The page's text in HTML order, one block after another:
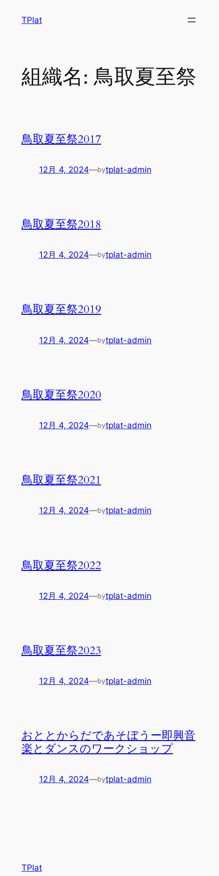
TPlat
組織名:鳥取夏至祭
鳥取夏至祭2017
12月 4, 2024—bytplat-admin
鳥取夏至祭2018
12月 4, 2024—bytplat-admin
鳥取夏至祭2019
12月 4, 2024—bytplat-admin
鳥取夏至祭2020
12月 4, 2024—bytplat-admin
鳥取夏至祭2021
12月 4, 2024—bytplat-admin
鳥取夏至祭2022
12月 4, 2024—bytplat-admin
鳥取夏至祭2023
12月 4, 2024—bytplat-admin
おととからだであそぼうー即興音
楽とダンスのワークショップ
12月 4, 2024—bytplat-admin
TPlat